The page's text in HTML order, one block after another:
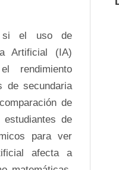
si el uso de
Artificial (IA)
rendimiento
de secundaria
de
de
para ver
afecta a